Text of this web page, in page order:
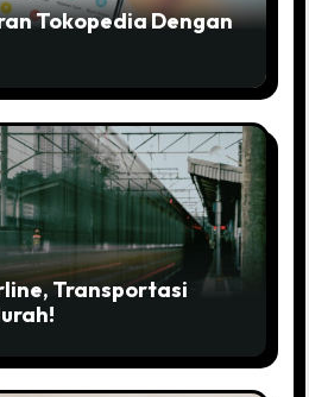
Tokopedia Dengan
Transportasi